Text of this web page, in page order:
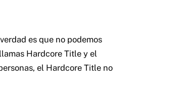
es que no podemos
Hardcore Title y el
el Hardcore Title no